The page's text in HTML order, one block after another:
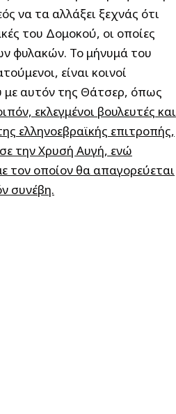
να τα αλλάξει ξεχνάς ότι
του Δομοκού, οι οποίες
φυλακών. Το μήνυμά του
είναι κοινοί
με αυτόν της Θάτσερ, όπως
εκλεγμένοι βουλευτές και
ελληνοεβραϊκής επιτροπής,
την Χρυσή Αυγή, ενώ
τον οποίον θα απαγορεύεται
συνέβη.